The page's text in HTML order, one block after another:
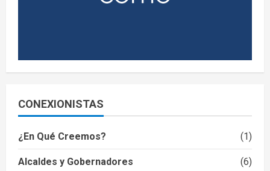
CONEXIONISTAS
¿En Qué Creemos? (1)
Alcaldes y Gobernadores (6)